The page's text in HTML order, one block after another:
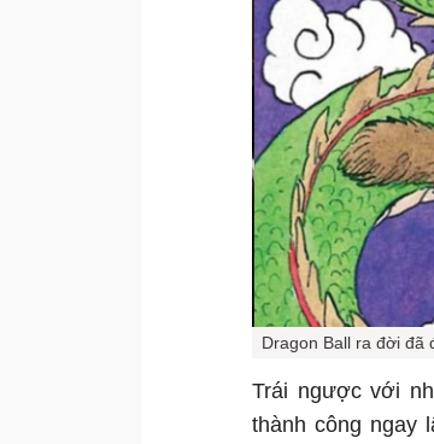
Dragon Ball ra đời đã
Trái ngược với
thành công ngay